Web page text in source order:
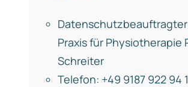
Praxis für Physiotherapie
Schreiter
Telefon: +49 9187 922 94